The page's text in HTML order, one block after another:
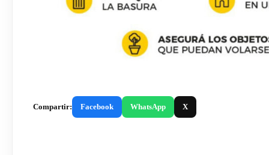
Compartir: Facebook WhatsApp X